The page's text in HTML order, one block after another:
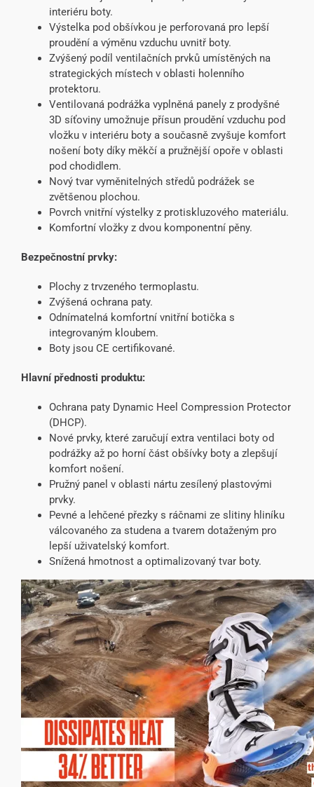
interiéru boty.
Výstelka pod obšívkou je perforovaná pro lepší
proudění a výměnu vzduchu uvnitř boty.
Zvýšený podíl ventilačních prvků umístěných na
strategických místech v oblasti holenního
protektoru.
Ventilovaná podrážka vyplněná panely z prodyšné
3D síťoviny umožnuje přísun proudění vzduchu pod
vložku v interiéru boty a současně zvyšuje komfort
nošení boty díky měkčí a pružnější opoře v oblasti
pod chodidlem.
Nový tvar vyměnitelných středů podrážek se
zvětšenou plochou.
Povrch vnitřní výstelky z protiskluzového materiálu.
Komfortní vložky z dvou komponentní pěny.
Bezpečnostní prvky:
Plochy z trvzeného termoplastu.
Zvýšená ochrana paty.
Odnímatelná komfortní vnitřní botička s
integrovaným kloubem.
Boty jsou CE certifikované.
Hlavní přednosti produktu:
Ochrana paty Dynamic Heel Compression Protector
(DHCP).
Nové prvky, které zaručují extra ventilaci boty od
podrážky až po horní část obšívky boty a zlepšují
komfort nošení.
Pružný panel v oblasti nártu zesílený plastovými
prvky.
Pevné a lehčené přezky s ráčnami ze slitiny hliníku
válcovaného za studena a tvarem dotaženým pro
lepší uživatelský komfort.
Snížená hmotnost a optimalizovaný tvar boty.